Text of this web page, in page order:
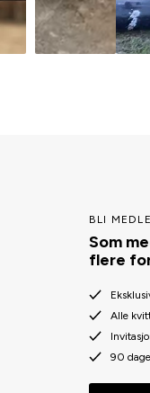
BLI
Som
flere
Alle
90